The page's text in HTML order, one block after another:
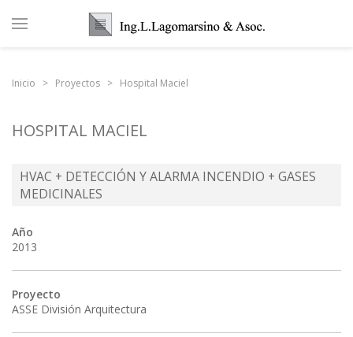
Inicio Proyectos Hospital Maciel
HOSPITAL MACIEL
HVAC + DETECCIÓN Y ALARMA INCENDIO + GASES
MEDICINALES
Año
2013
Proyecto
ASSE División Arquitectura